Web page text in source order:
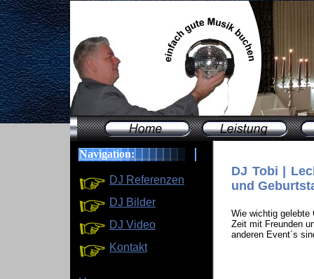
Navigation:
DJ Referenzen
DJ Bilder
DJ Video
Kontakt
DJ Tobi |
und
Wie wichtig gelebte
Zeit mit Freunden
anderen Event´s